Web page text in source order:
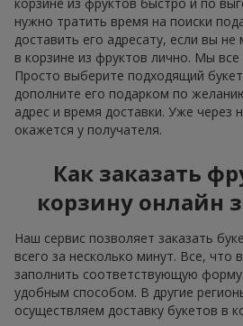
корзине из фруктов быстро и по
нужно тратить время на поиски
доставить его адресату, если вы
в корзине из фруктов лично. Мы все
Просто выберите подходящий
дополните его подарком по
адрес и время доставки. Уже через
окажется у получателя.
Как заказать
корзину онлайн
Наш сервис позволяет заказать
всего за несколько минут. Все,
заполнить соответствующую форму
удобным способом. В другие
осуществляем доставку букетов в